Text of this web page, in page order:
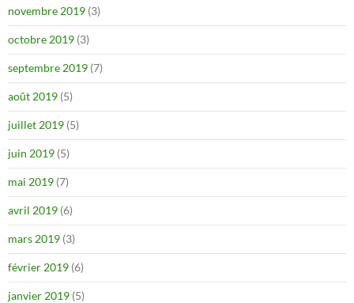
novembre 2019 (3)
octobre 2019 (3)
septembre 2019 (7)
août 2019 (5)
juillet 2019 (5)
juin 2019 (5)
mai 2019 (7)
avril 2019 (6)
mars 2019 (3)
février 2019 (6)
janvier 2019 (5)